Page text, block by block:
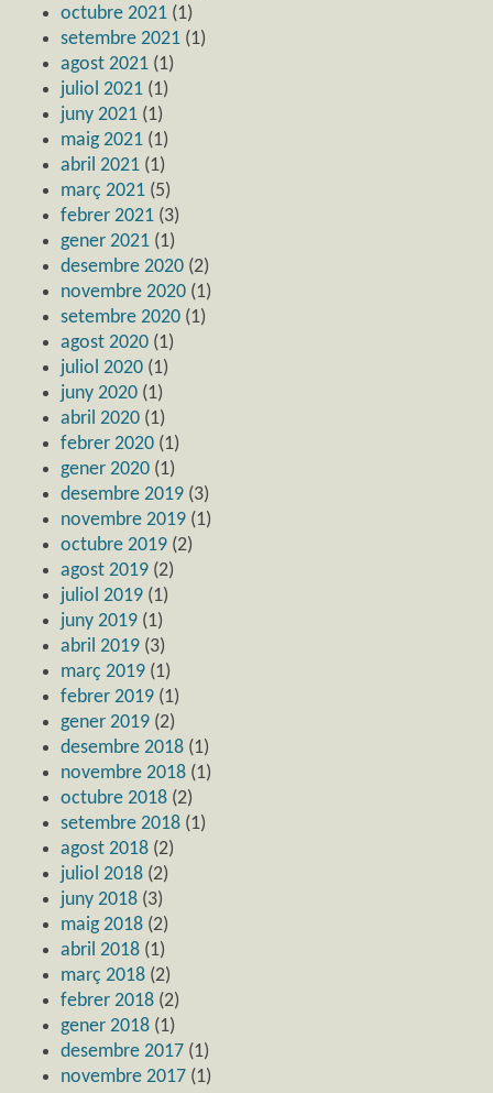
octubre 2021 (1)
setembre 2021 (1)
agost 2021 (1)
juliol 2021 (1)
juny 2021 (1)
maig 2021 (1)
abril 2021 (1)
març 2021 (5)
febrer 2021 (3)
gener 2021 (1)
desembre 2020 (2)
novembre 2020 (1)
setembre 2020 (1)
agost 2020 (1)
juliol 2020 (1)
juny 2020 (1)
abril 2020 (1)
febrer 2020 (1)
gener 2020 (1)
desembre 2019 (3)
novembre 2019 (1)
octubre 2019 (2)
agost 2019 (2)
juliol 2019 (1)
juny 2019 (1)
abril 2019 (3)
març 2019 (1)
febrer 2019 (1)
gener 2019 (2)
desembre 2018 (1)
novembre 2018 (1)
octubre 2018 (2)
setembre 2018 (1)
agost 2018 (2)
juliol 2018 (2)
juny 2018 (3)
maig 2018 (2)
abril 2018 (1)
març 2018 (2)
febrer 2018 (2)
gener 2018 (1)
desembre 2017 (1)
novembre 2017 (1)